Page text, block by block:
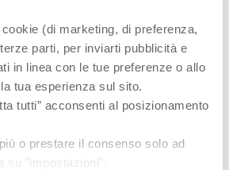
(di marketing, di preferenza,
parti, per inviarti pubblicità e
in linea con le tue preferenze o allo
tua esperienza sul sito.
tutti” acconsenti al posizionamento
o prestare il consenso solo ad
su "impostazioni".
Serviettes hygiéniques en
coton bio 10 pièces.